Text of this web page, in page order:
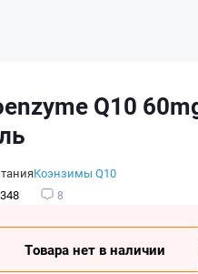
Q10
Коэнзимы Q10
8
Товара нет в наличии